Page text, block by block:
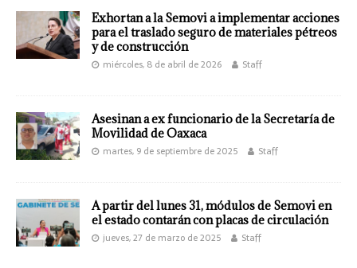
Exhortan a la Semovi a implementar acciones
para el traslado seguro de materiales pétreos
y de construcción
miércoles, 8 de abril de 2026 Staff
Asesinan a ex funcionario de la Secretaría de
Movilidad de Oaxaca
martes, 9 de septiembre de 2025 Staff
A partir del lunes 31, módulos de Semovi en
el estado contarán con placas de circulación
jueves, 27 de marzo de 2025 Staff